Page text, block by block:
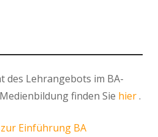
des Lehrangebots im BA-
finden Sie hier.
Einführung BA